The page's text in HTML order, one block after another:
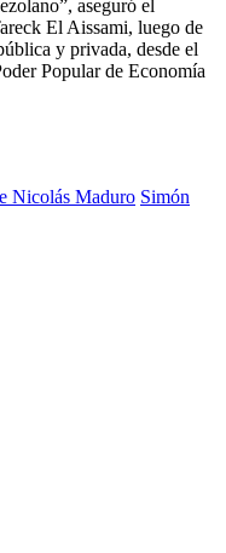
aseguró el
El Aissami, luego de
y privada, desde el
Popular de Economía
Nicolás Maduro Simón